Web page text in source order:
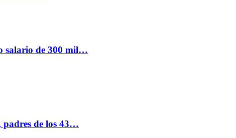
salario de 300 mil…
padres de los 43…